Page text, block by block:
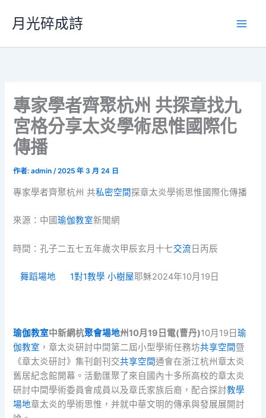
要
月光碎成詩
專家學者齊聚杭州 共探章找九
宮格分享太炎學術思惟國際化
傳播
作者:admin/2025 年 3 月 24 日
專家學者齊聚杭州 共私密空間探章太炎學術思惟國際化傳播
來源：中國瑜伽教室新聞網
時間：孔子二五七五年歲次甲辰玄月十七交流 日丙辰
舞蹈場地 1對1教學 小樹屋耶穌2024年10月19日
瑜伽教室中新網杭聚會場地州10月19日電(曹丹)10月19日瑜
伽教室 ，章太炎研討中間第二屆小型學術任務坊共享空間暨
《章太炎研討》集刊創刊交共享空間通會在浙江杭州章太炎
舊居紀念館開幕。活動匯聚了來自國內十多所高校的章太炎
研討中間學術委員會成員以及章氏家族后裔，配合探討教學
場地章太炎的學術思惟，并就中華文明的傳承與發展展開討